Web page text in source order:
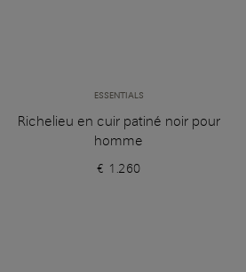
ESSENTIALS
Richelieu en cuir patiné noir pour
homme
€ 1.260